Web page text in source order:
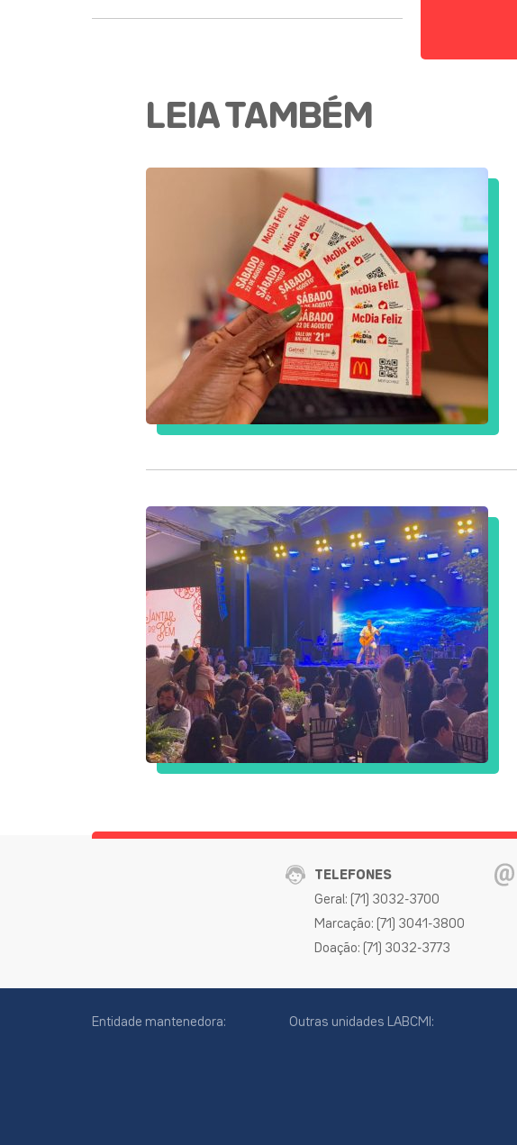
LEIA TAMBÉM
TELEFONES
Geral: (71) 3032-3700
Marcação: (71) 3041-3800
Doação: (71) 3032-3773
Entidade mantenedora: Outras unidades LABCMI: